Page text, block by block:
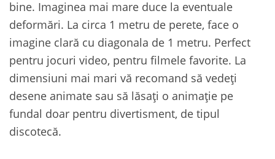
bine. Imaginea mai mare duce la eventuale
deformări. La circa 1 metru de perete, face o
imagine clară cu diagonala de 1 metru. Perfect
pentru jocuri video, pentru filmele favorite. La
dimensiuni mai mari vă recomand să vedeți
desene animate sau să lăsați o animație pe
fundal doar pentru divertisment, de tipul
discotecă.